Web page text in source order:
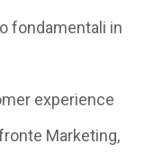
fondamentali in
experience
Marketing,